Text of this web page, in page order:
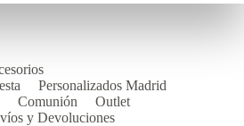
Personalizados Madrid
Comunión
Outlet
y Devoluciones